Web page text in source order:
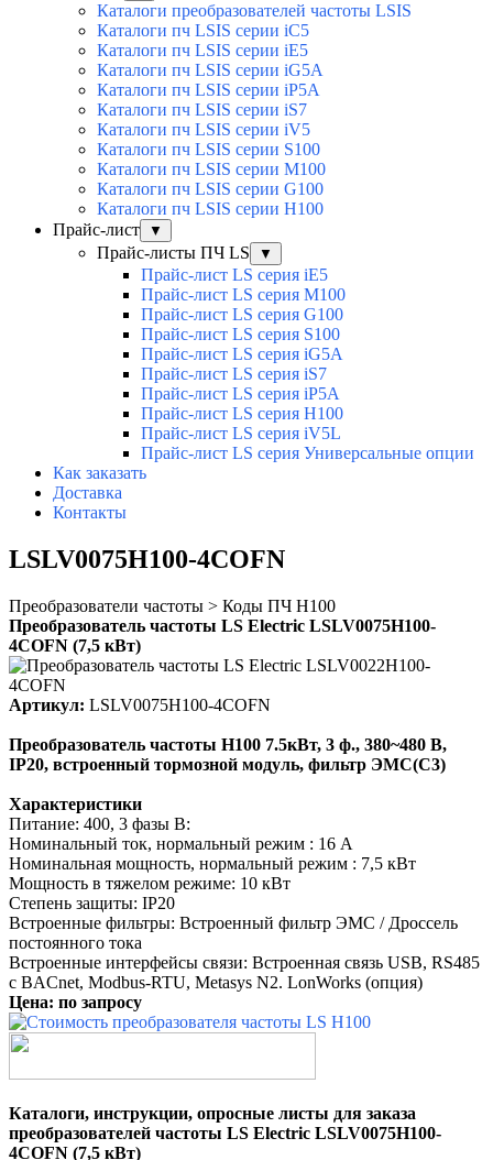
Каталоги преобразователей частоты LSIS
Каталоги пч LSIS серии iC5
Каталоги пч LSIS серии iE5
Каталоги пч LSIS серии iG5A
Каталоги пч LSIS серии iP5A
Каталоги пч LSIS серии iS7
Каталоги пч LSIS серии iV5
Каталоги пч LSIS серии S100
Каталоги пч LSIS серии M100
Каталоги пч LSIS серии G100
Каталоги пч LSIS серии H100
Прайс-лист
▼
Прайс-листы ПЧ LS ▼
Прайс-лист LS серия iE5
Прайс-лист LS серия M100
Прайс-лист LS серия G100
Прайс-лист LS серия S100
Прайс-лист LS серия iG5A
Прайс-лист LS серия iS7
Прайс-лист LS серия iP5A
Прайс-лист LS серия H100
Прайс-лист LS серия iV5L
Прайс-лист LS серия Универсальные опции
Как заказать
Доставка
Контакты
LSLV0075H100-4COFN
Преобразователи частоты > Коды ПЧ H100
Преобразователь частоты LS Electric LSLV0075H100-
4COFN (7,5 кВт)
Артикул: LSLV0075H100-4COFN
Преобразователь частоты H100 7.5кВт, 3 ф., 380~480 В,
IP20, встроенный тормозной модуль, фильтр ЭМС(C3)
Характеристики
Питание: 400, 3 фазы В:
Номинальный ток, нормальный режим : 16 А
Номинальная мощность, нормальный режим : 7,5 кВт
Мощность в тяжелом режиме: 10 кВт
Степень защиты: IP20
Встроенные фильтры: Встроенный фильтр ЭМС / Дроссель
постоянного тока
Встроенные интерфейсы связи: Встроенная связь USB, RS485
с BACnet, Modbus-RTU, Metasys N2. LonWorks (опция)
Цена: по запросу
Каталоги, инструкции, опросные листы для заказа
преобразователей частоты LS Electric LSLV0075H100-
4COFN (7,5 кВт)